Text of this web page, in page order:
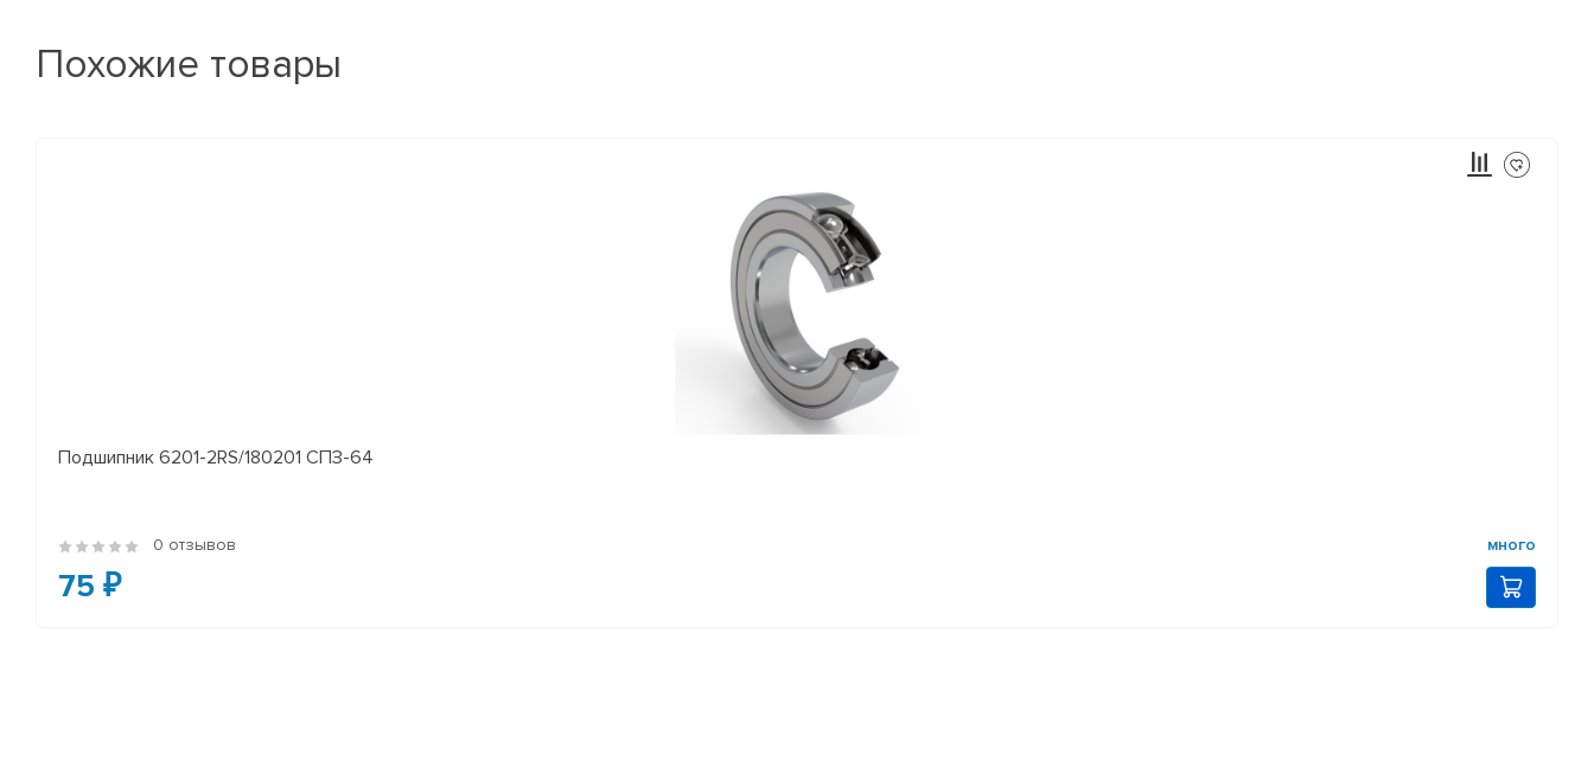
Похожие товары
Подшипник 6201-2RS/180201 СПЗ-64
0 отзывов много
75 ₽